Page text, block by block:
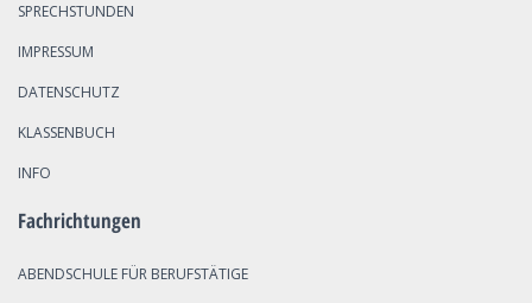
SPRECHSTUNDEN
IMPRESSUM
DATENSCHUTZ
KLASSENBUCH
INFO
Fachrichtungen
ABENDSCHULE FÜR BERUFSTÄTIGE